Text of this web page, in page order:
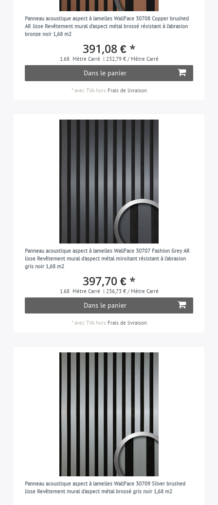
Panneau acoustique aspect à lamelles WallFace 30708 Copper brushed
AR lisse Revêtement mural d'aspect métal brossé résistant à l'abrasion
bronze noir 1,68 m2
391,08 € *
1.68 Mètre Carré | 232,79 € / Mètre Carré
Dans le panier
*avec TVAhors Frais de livraison
Panneau acoustique aspect à lamelles WallFace 30707 Fashion Grey AR
lisse Revêtement mural d'aspect métal miroitant résistant à l'abrasion
gris noir 1,68 m2
397,70 € *
1.68 Mètre Carré | 236,73 € / Mètre Carré
Dans le panier
*avec TVAhors Frais de livraison
Panneau acoustique aspect à lamelles WallFace 30709 Silver brushed
lisse Revêtement mural d'aspect métal brossé gris noir 1,68 m2